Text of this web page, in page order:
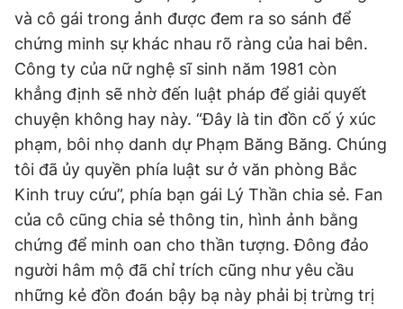
và cô gái trong ảnh được đem ra so sánh để
chứng minh sự khác nhau rõ ràng của hai bên.
Công ty của nữ nghệ sĩ sinh năm 1981 còn
khẳng định sẽ nhờ đến luật pháp để giải quyết
chuyện không hay này. “Đây là tin đồn cố ý xúc
phạm, bôi nhọ danh dự Phạm Băng Băng. Chúng
tôi đã ủy quyền phía luật sư ở văn phòng Bắc
Kinh truy cứu”, phía bạn gái Lý Thần chia sẻ. Fan
của cô cũng chia sẻ thông tin, hình ảnh bằng
chứng để minh oan cho thần tượng. Đông đảo
người hâm mộ đã chỉ trích cũng như yêu cầu
những kẻ đồn đoán bậy bạ này phải bị trừng trị